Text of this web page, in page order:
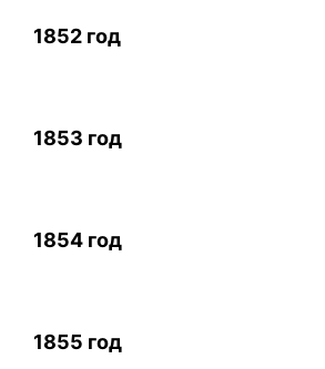
1852 год
1853 год
1854 год
1855 год